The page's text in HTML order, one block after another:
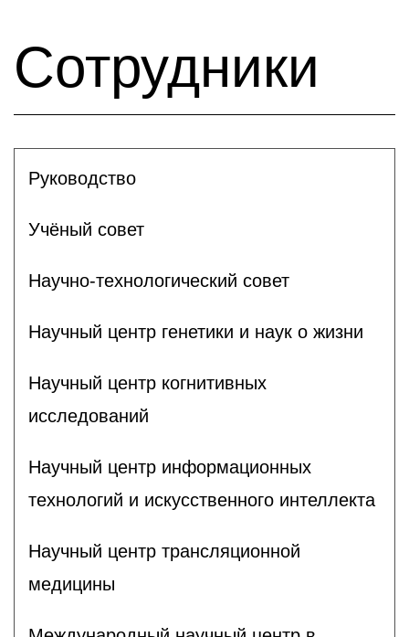
Сотрудники
Руководство
Учёный совет
Научно-технологический совет
Научный центр генетики и наук о жизни
Научный центр когнитивных
исследований
Научный центр информационных
технологий и искусственного интеллекта
Научный центр трансляционной
медицины